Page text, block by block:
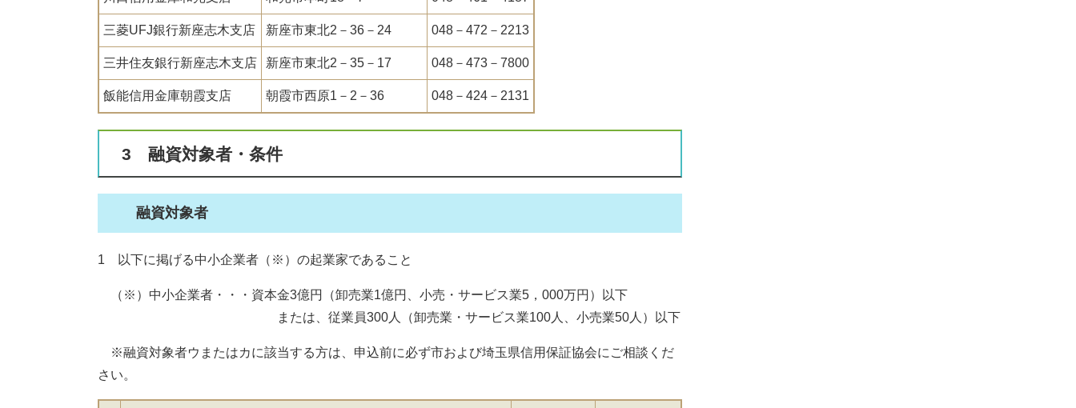
三菱UFJ銀行新座志木支店 新座市東北2－36－24 048－472－2213
三井住友銀行新座志木支店 新座市東北2－35－17 048－473－7800
飯能信用金庫朝霞支店 朝霞市西原1－2－36 048－424－2131
3 融資対象者・条件
融資対象者
1 以下に掲げる中小企業者（※）の起業家であること
（※）中小企業者・・・資本金3億円（卸売業1億円、小売・サービス業5，000万円）以下
または、従業員300人（卸売業・サービス業100人、小売業50人）以下
※融資対象者ウまたはカに該当する方は、申込前に必ず市および埼玉県信用保証協会にご相談くだ
さい。